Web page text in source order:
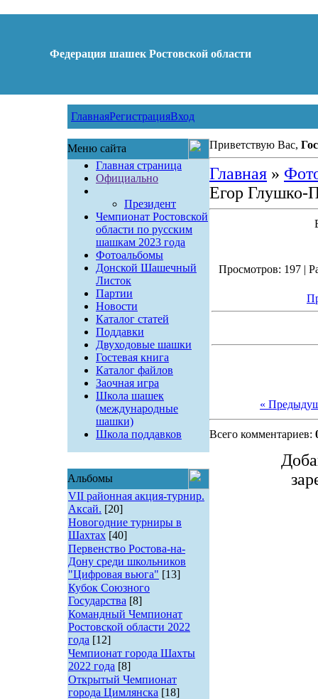
Федерация шашек Ростовской области
ГлавнаяРегистрацияВход
Меню сайта
Главная страница
Официально
Президент
Чемпионат Ростовской
области по русским
шашкам 2023 года
Фотоальбомы
Донской Шашечный
Листок
Партии
Новости
Каталог статей
Поддавки
Двуходовые шашки
Гостевая книга
Каталог файлов
Заочная игра
Школа шашек
(международные
шашки)
Школа поддавков
Альбомы
VII районная акция-турнир.
Аксай. [20]
Новогодние турниры в
Шахтах [40]
Первенство Ростова-на-
Дону среди школьников
"Цифровая вьюга" [13]
Кубок Союзного
Государства [8]
Командный Чемпионат
Ростовской области 2022
года [12]
Чемпионат города Шахты
2022 года [8]
Открытый Чемпионат
города Цимлянска [18]
Приветствую Вас,
Главная»
Егор Глушко-
Просмотров: 197 |
«
Всего комментариев: